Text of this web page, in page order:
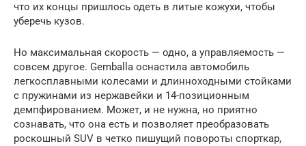
что их концы пришлось одеть в литые кожухи, чтобы
уберечь кузов.
Но максимальная скорость — одно, а управляемость —
совсем другое. Gemballa оснастила автомобиль
легкосплавными колесами и длинноходными стойками
с пружинами из нержавейки и 14-позиционным
демпфированием. Может, и не нужна, но приятно
сознавать, что она есть и позволяет преобразовать
роскошный SUV в четко пишущий повороты спорткар,